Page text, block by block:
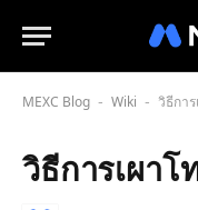
MEXC Blog - Wiki - วิธีกา
วิธีการเผา